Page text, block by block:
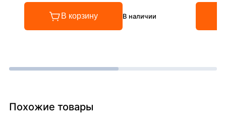
В корзину В наличии
Похожие товары